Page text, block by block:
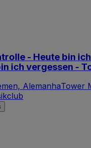
- Heute bin
ich vergessen -
AlemanhaTower